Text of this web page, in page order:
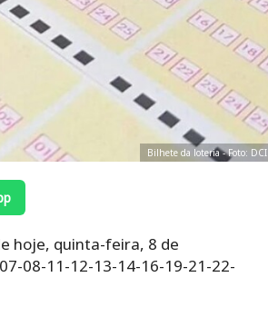
Bilhete da loteria - Foto: DCI
hoje, quinta-feira, 8 de
08-11-12-13-14-16-19-21-22-